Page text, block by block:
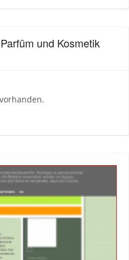
und Kosmetik